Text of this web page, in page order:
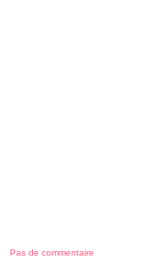
Pas de commentaire